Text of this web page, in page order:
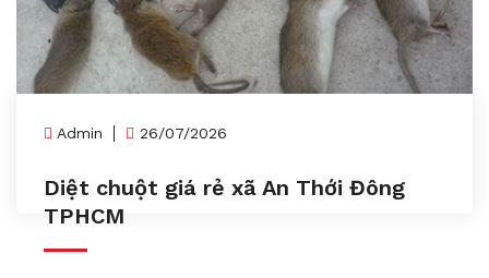
Admin 26/07/2026
Diệt chuột giá rẻ xã An Thới Đông
TPHCM